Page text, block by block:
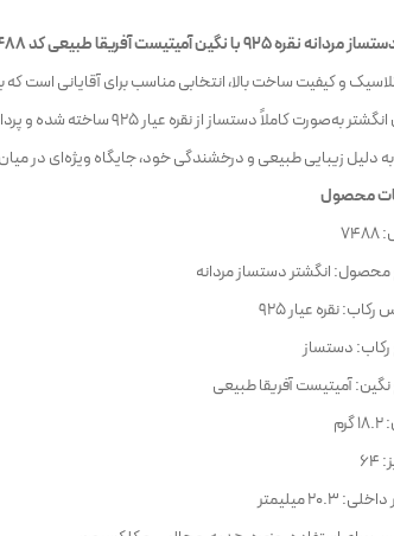
925 با نگین آمیتیست آفریقا طبیعی کد 7488
و کیفیت ساخت بالا، انتخابی مناسب برای آقایانی است
رکاب این انگشتر
دلیل زیبایی طبیعی و درخشندگی خود، جایگاه ویژه‌ای در
محصول
محصول: انگشتر دستساز مردانه
نقره عیار 925
رکاب: دستساز
آمیتیست آفریقا طبیعی
20.3 میلیمتر